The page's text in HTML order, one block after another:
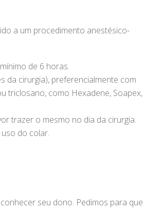
a um procedimento anestésico-
de 6 horas.
da cirurgia), preferencialmente com
triclosano, como Hexadene, Soapex,
trazer o mesmo no dia da cirurgia.
do colar.
seu dono. Pedimos para que